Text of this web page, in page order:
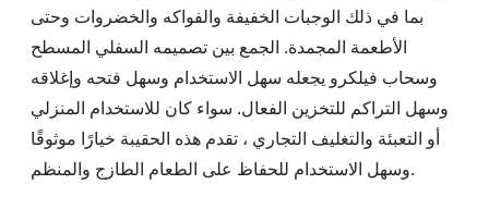
بما في ذلك الوجبات الخفيفة والفواكه والخضروات وحتى
الأطعمة المجمدة. الجمع بين تصميمه السفلي المسطح
وسحاب فيلكرو يجعله سهل الاستخدام وسهل فتحه وإغلاقه
وسهل التراكم للتخزين الفعال. سواء كان للاستخدام المنزلي
أو التعبئة والتغليف التجاري ، تقدم هذه الحقيبة خيارًا موثوقًا
وسهل الاستخدام للحفاظ على الطعام الطازج والمنظم.